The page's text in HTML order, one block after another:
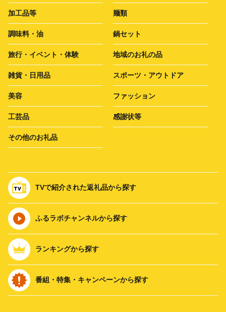
加工品等 麺類
調味料・油 鍋セット
旅行・イベント・体験 地域のお礼の品
雑貨・日用品 スポーツ・アウトドア
美容 ファッション
工芸品 感謝状等
その他のお礼品
TVで紹介された返礼品から探す
ふるラボチャンネルから探す
ランキングから探す
番組・特集・キャンペーンから探す